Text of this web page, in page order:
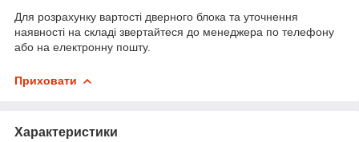
Для розрахунку вартості дверного блока та уточнення
наявності на складі звертайтеся до менеджера по телефону
або на електронну пошту.
Приховати
Характеристики